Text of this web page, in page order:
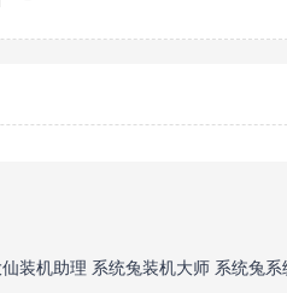
装机助理 系统兔装机大师 系统兔系